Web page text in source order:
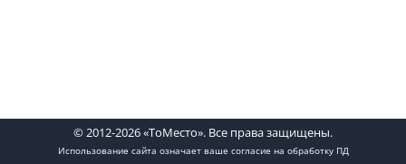
© 2012-2026 «ТоМесто». Все права защищены.
Использование сайта означает ваше согласие на обработку ПД